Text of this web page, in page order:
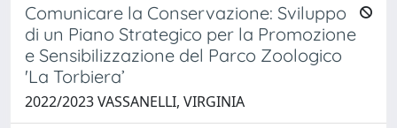
Comunicare la Conservazione: Sviluppo
di un Piano Strategico per la Promozione
e Sensibilizzazione del Parco Zoologico
'La Torbiera’
2022/2023 VASSANELLI, VIRGINIA